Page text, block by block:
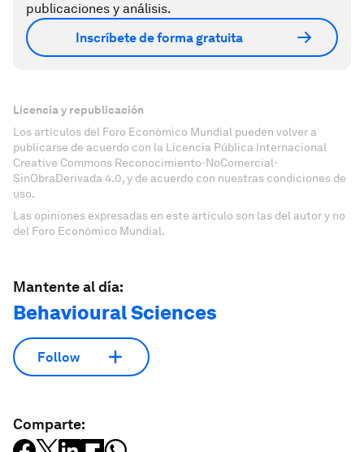
publicaciones y análisis.
Inscríbete de forma gratuita
Licencia y republicación
Los artículos del Foro Económico Mundial pueden volver a
publicarse de acuerdo con la Licencia Pública Internacional
Creative Commons Reconocimiento-NoComercial-
SinObraDerivada 4.0, y de acuerdo con nuestras condiciones de
uso.
Las opiniones expresadas en este artículo son las del autor y no
del Foro Económico Mundial.
Mantente al día:
Behavioural Sciences
Follow
Comparte: